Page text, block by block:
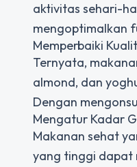
aktivitas sehari-
mengoptimalkan
Memperbaiki
Ternyata,
almond, dan
Dengan
Mengatur Kadar
Makanan sehat
yang tinggi dapat